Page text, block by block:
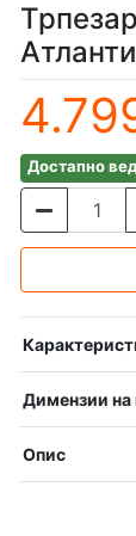
Достапно
Димензии на
Опис